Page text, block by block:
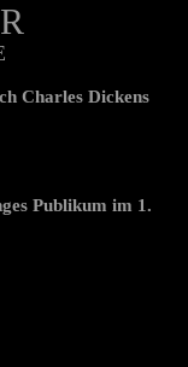
Charles Dickens